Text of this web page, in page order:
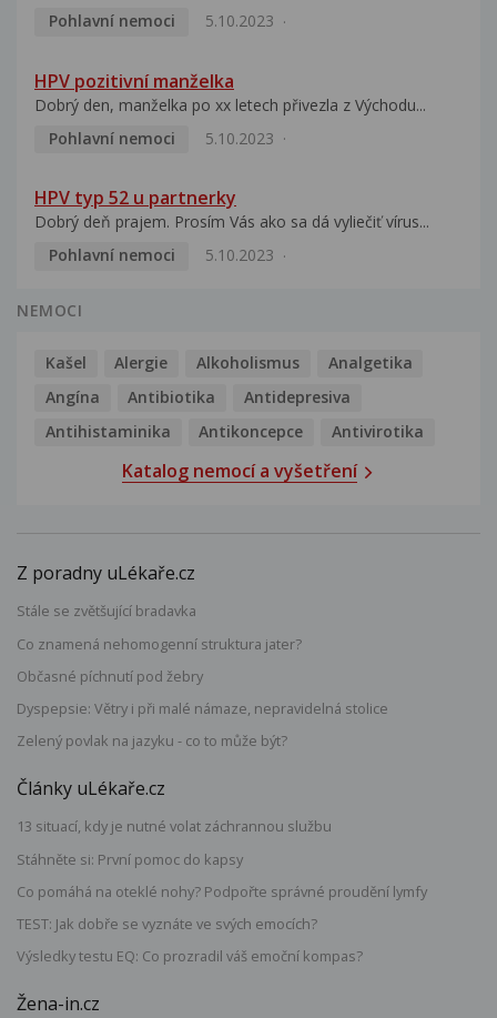
Pohlavní nemoci
5.10.2023
HPV pozitivní manželka
Dobrý den, manželka po xx letech přivezla z Východu...
Pohlavní nemoci
5.10.2023
HPV typ 52 u partnerky
Dobrý deň prajem. Prosím Vás ako sa dá vyliečiť vírus...
Pohlavní nemoci
5.10.2023
NEMOCI
Kašel Alergie Alkoholismus
Analgetika
Angína
Antibiotika
Antidepresiva
Antihistaminika
Antikoncepce Antivirotika
Katalog nemocí a vyšetření
Z poradny uLékaře.cz
Stále se zvětšující bradavka
Co znamená nehomogenní struktura jater?
Občasné píchnutí pod žebry
Dyspepsie: Větry i při malé námaze, nepravidelná stolice
Zelený povlak na jazyku - co to může být?
Články uLékaře.cz
13 situací, kdy je nutné volat záchrannou službu
Stáhněte si: První pomoc do kapsy
Co pomáhá na oteklé nohy? Podpořte správné proudění lymfy
TEST: Jak dobře se vyznáte ve svých emocích?
Výsledky testu EQ: Co prozradil váš emoční kompas?
Žena-in.cz